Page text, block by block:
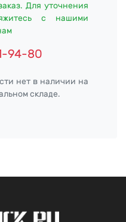
Для уточнения
с нашими
94-80
нет в наличии на
складе.